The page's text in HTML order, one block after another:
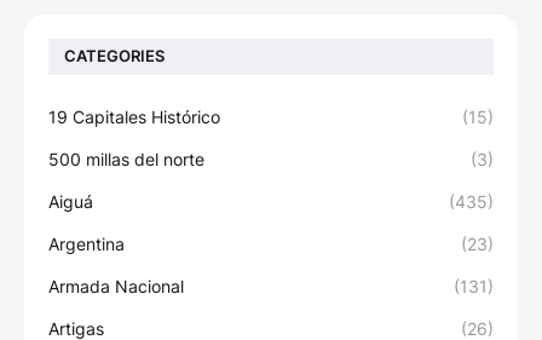
CATEGORIES
19 Capitales Histórico (15)
500 millas del norte (3)
Aiguá (435)
Argentina (23)
Armada Nacional (131)
Artigas (26)